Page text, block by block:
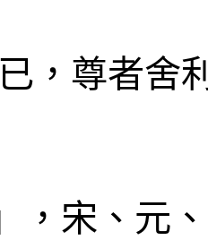
，尊者舍
，宋、元